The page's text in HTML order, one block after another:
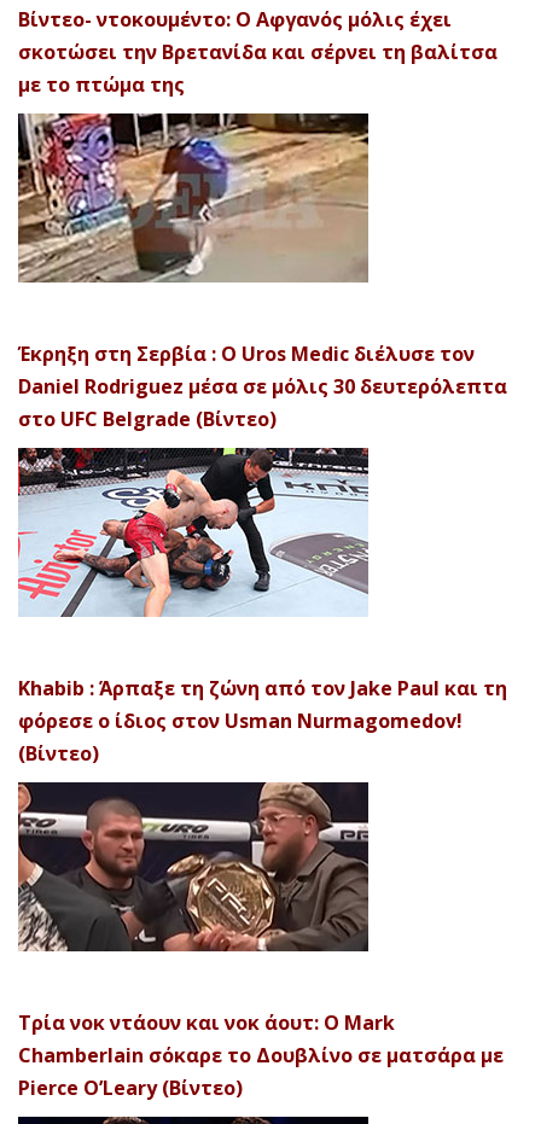
Βίντεο- ντοκουμέντο: Ο Αφγανός μόλις έχει
σκοτώσει την Βρετανίδα και σέρνει τη βαλίτσα
με το πτώμα της
Έκρηξη στη Σερβία : Ο Uros Medic διέλυσε τον
Daniel Rodriguez μέσα σε μόλις 30 δευτερόλεπτα
στο UFC Belgrade (Βίντεο)
Khabib : Άρπαξε τη ζώνη από τον Jake Paul και τη
φόρεσε ο ίδιος στον Usman Nurmagomedov!
(Βίντεο)
Τρία νοκ ντάουν και νοκ άουτ: Ο Mark
Chamberlain σόκαρε το Δουβλίνο σε ματσάρα με
Pierce O’Leary (Βίντεο)